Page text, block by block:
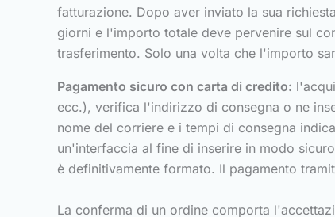
fatturazione. Dopo aver inviato la sua
giorni e l'importo totale deve pervenire sul
trasferimento. Solo una volta che l'importo
Pagamento sicuro con carta di credito:
ecc.), verifica l'indirizzo di consegna o ne
nome del corriere e i tempi di consegna
un'interfaccia al fine di inserire in modo
è definitivamente formato. Il pagamento
La conferma di un ordine comporta